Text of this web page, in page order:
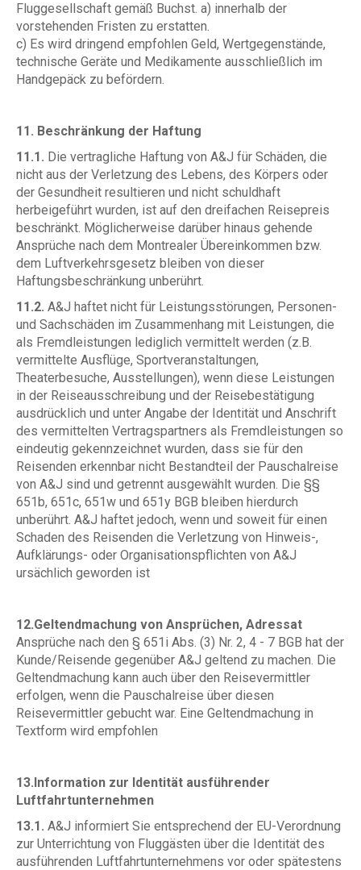
Fluggesellschaft gemäß Buchst. a) innerhalb der
vorstehenden Fristen zu erstatten.
c) Es wird dringend empfohlen Geld, Wertgegenstände,
technische Geräte und Medikamente ausschließlich im
Handgepäck zu befördern.
11. Beschränkung der Haftung
11.1. Die vertragliche Haftung von A&J für Schäden, die
nicht aus der Verletzung des Lebens, des Körpers oder
der Gesundheit resultieren und nicht schuldhaft
herbeigeführt wurden, ist auf den dreifachen Reisepreis
beschränkt. Möglicherweise darüber hinaus gehende
Ansprüche nach dem Montrealer Übereinkommen bzw.
dem Luftverkehrsgesetz bleiben von dieser
Haftungsbeschränkung unberührt.
11.2. A&J haftet nicht für Leistungsstörungen, Personen-
und Sachschäden im Zusammenhang mit Leistungen, die
als Fremdleistungen lediglich vermittelt werden (z.B.
vermittelte Ausflüge, Sportveranstaltungen,
Theaterbesuche, Ausstellungen), wenn diese Leistungen
in der Reiseausschreibung und der Reisebestätigung
ausdrücklich und unter Angabe der Identität und Anschrift
des vermittelten Vertragspartners als Fremdleistungen so
eindeutig gekennzeichnet wurden, dass sie für den
Reisenden erkennbar nicht Bestandteil der Pauschalreise
von A&J sind und getrennt ausgewählt wurden. Die §§
651b, 651c, 651w und 651y BGB bleiben hierdurch
unberührt. A&J haftet jedoch, wenn und soweit für einen
Schaden des Reisenden die Verletzung von Hinweis-,
Aufklärungs- oder Organisationspflichten von A&J
ursächlich geworden ist
12.Geltendmachung von Ansprüchen, Adressat
Ansprüche nach den § 651i Abs. (3) Nr. 2, 4 - 7 BGB hat der
Kunde/Reisende gegenüber A&J geltend zu machen. Die
Geltendmachung kann auch über den Reisevermittler
erfolgen, wenn die Pauschalreise über diesen
Reisevermittler gebucht war. Eine Geltendmachung in
Textform wird empfohlen
13.Information zur Identität ausführender
Luftfahrtunternehmen
13.1. A&J informiert Sie entsprechend der EU-Verordnung
zur Unterrichtung von Fluggästen über die Identität des
ausführenden Luftfahrtunternehmens vor oder spätestens